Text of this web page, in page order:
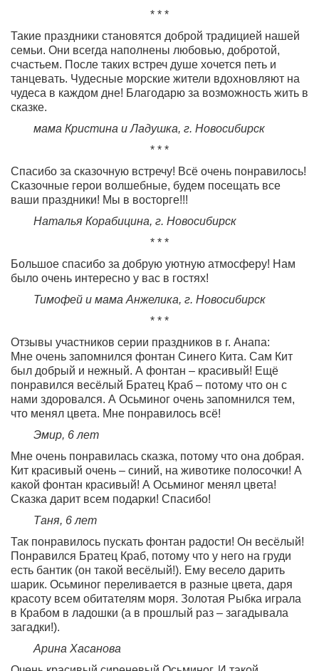
* * *
Такие праздники становятся доброй традицией нашей
семьи. Они всегда наполнены любовью, добротой,
счастьем. После таких встреч душе хочется петь и
танцевать. Чудесные морские жители вдохновляют на
чудеса в каждом дне! Благодарю за возможность жить в
сказке.
мама Кристина и Ладушка, г. Новосибирск
* * *
Спасибо за сказочную встречу! Всё очень понравилось!
Сказочные герои волшебные, будем посещать все
ваши праздники! Мы в восторге!!!
Наталья Корабицина, г. Новосибирск
* * *
Большое спасибо за добрую уютную атмосферу! Нам
было очень интересно у вас в гостях!
Тимофей и мама Анжелика, г. Новосибирск
* * *
Отзывы участников серии праздников в г. Анапа:
Мне очень запомнился фонтан Синего Кита. Сам Кит
был добрый и нежный. А фонтан – красивый! Ещё
понравился весёлый Братец Краб – потому что он с
нами здоровался. А Осьминог очень запомнился тем,
что менял цвета. Мне понравилось всё!
Эмир, 6 лет
Мне очень понравилась сказка, потому что она добрая.
Кит красивый очень – синий, на животике полосочки! А
какой фонтан красивый! А Осьминог менял цвета!
Сказка дарит всем подарки! Спасибо!
Таня, 6 лет
Так понравилось пускать фонтан радости! Он весёлый!
Понравился Братец Краб, потому что у него на груди
есть бантик (он такой весёлый!). Ему весело дарить
шарик. Осьминог переливается в разные цвета, даря
красоту всем обитателям моря. Золотая Рыбка играла
в Крабом в ладошки (а в прошлый раз – загадывала
загадки!).
Арина Хасанова